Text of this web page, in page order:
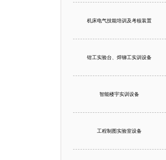
机床电气技能培训及考核装置
钳工实验台、焊铆工实训设备
智能楼宇实训设备
工程制图实验室设备